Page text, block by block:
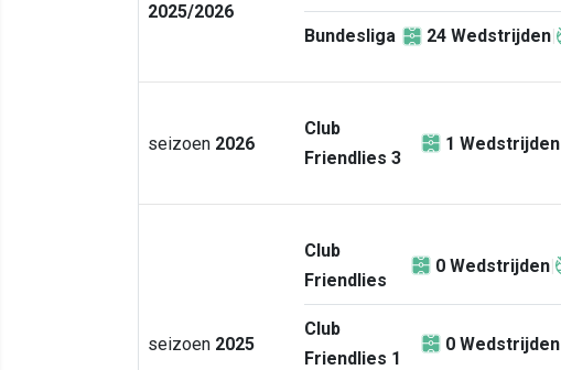
2025/2026
Bundesliga 24 Wedstrijden
seizoen 2026
Club
Friendlies 3
1 Wedstrijden
seizoen 2025
Club
Friendlies
0 Wedstrijden
Club
Friendlies 1
0 Wedstrijden